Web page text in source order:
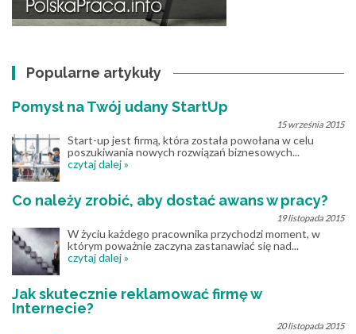
Popularne artykuły
Pomysł na Twój udany StartUp
15 września 2015
Start-up jest firmą, która została powołana w celu
poszukiwania nowych rozwiązań biznesowych...
czytaj dalej »
Co należy zrobić, aby dostać awans w pracy?
19 listopada 2015
W życiu każdego pracownika przychodzi moment, w
którym poważnie zaczyna zastanawiać się nad...
czytaj dalej »
Jak skutecznie reklamować firmę w
Internecie?
20 listopada 2015